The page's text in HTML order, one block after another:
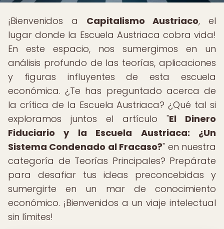
¡Bienvenidos a Capitalismo Austriaco, el
lugar donde la Escuela Austriaca cobra vida!
En este espacio, nos sumergimos en un
análisis profundo de las teorías, aplicaciones
y figuras influyentes de esta escuela
económica. ¿Te has preguntado acerca de
la crítica de la Escuela Austriaca? ¿Qué tal si
exploramos juntos el artículo "El Dinero
Fiduciario y la Escuela Austriaca: ¿Un
Sistema Condenado al Fracaso?" en nuestra
categoría de Teorías Principales? Prepárate
para desafiar tus ideas preconcebidas y
sumergirte en un mar de conocimiento
económico. ¡Bienvenidos a un viaje intelectual
sin límites!